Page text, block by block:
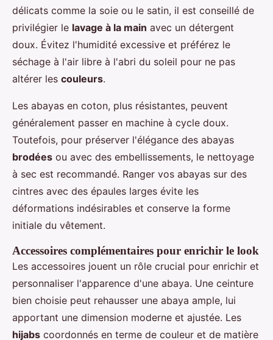
délicats comme la soie ou le satin, il est conseillé de
privilégier le lavage à la main avec un détergent
doux. Évitez l'humidité excessive et préférez le
séchage à l'air libre à l'abri du soleil pour ne pas
altérer les couleurs.
Les abayas en coton, plus résistantes, peuvent
généralement passer en machine à cycle doux.
Toutefois, pour préserver l'élégance des abayas
brodées ou avec des embellissements, le nettoyage
à sec est recommandé. Ranger vos abayas sur des
cintres avec des épaules larges évite les
déformations indésirables et conserve la forme
initiale du vêtement.
Accessoires complémentaires pour enrichir le look
Les accessoires jouent un rôle crucial pour enrichir et
personnaliser l'apparence d'une abaya. Une ceinture
bien choisie peut rehausser une abaya ample, lui
apportant une dimension moderne et ajustée. Les
hijabs coordonnés en terme de couleur et de matière